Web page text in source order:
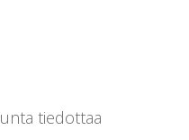
tiedottaa